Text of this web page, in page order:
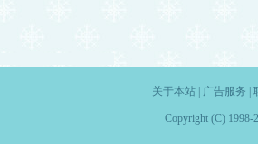
关于本站| 广告服务
Copyright (C) 1998-